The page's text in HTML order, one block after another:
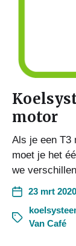
motor
Als je een T3
moet je het
we
23 mrt 2020
Van Café